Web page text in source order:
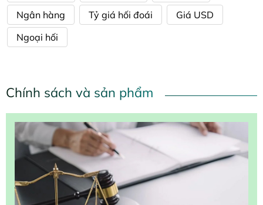
Ngân hàng
Tỷ giá hối đoái
Giá USD
Ngoại hối
Chính sách và sản phẩm